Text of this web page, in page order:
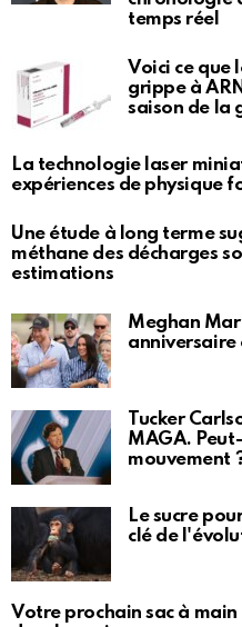
temps réel
Voici ce que
grippe à
saison de la
La technologie laser
expériences de physique
Une étude à long terme
méthane des décharges
estimations
Meghan
anniversaire
Tucker
MAGA.
mouvement
Le sucre
clé de
Votre prochain sac à